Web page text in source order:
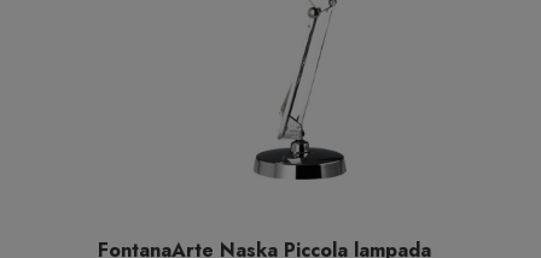
FontanaArte Naska Piccola lampada